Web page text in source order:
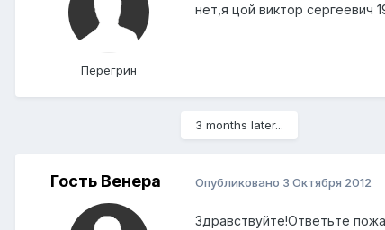
Перегрин
нет,я цой виктор сергеевич
3 months later...
Гость Венера Опубликовано 3 Октября 2012
Здравствуйте!Ответьте